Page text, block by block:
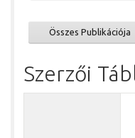
Összes Publikációja
Szerzői